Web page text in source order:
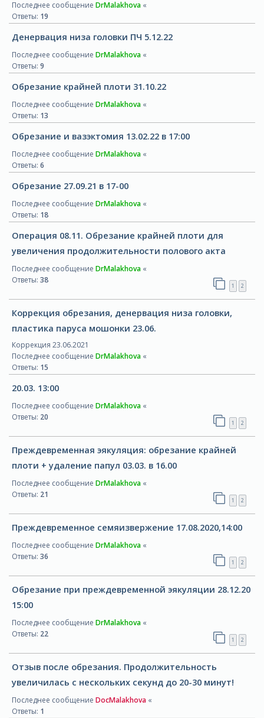
Последнее сообщение DrMalakhova «
Ответы: 19
Денервация низа головки ПЧ 5.12.22
Последнее сообщение DrMalakhova «
Ответы: 9
Обрезание крайней плоти 31.10.22
Последнее сообщение DrMalakhova «
Ответы: 13
Обрезание и вазэктомия 13.02.22 в 17:00
Последнее сообщение DrMalakhova «
Ответы: 6
Обрезание 27.09.21 в 17-00
Последнее сообщение DrMalakhova «
Ответы: 18
Операция 08.11. Обрезание крайней плоти для
увеличения продолжительности полового акта
Последнее сообщение DrMalakhova «
Ответы: 38
1 2
Коррекция обрезания, денервация низа головки,
пластика паруса мошонки 23.06.
Коррекция 23.06.2021
Последнее сообщение DrMalakhova «
Ответы: 15
20.03. 13:00
Последнее сообщение DrMalakhova «
Ответы: 20
1 2
Преждевременная эякуляция: обрезание крайней
плоти + удаление папул 03.03. в 16.00
Последнее сообщение DrMalakhova «
Ответы: 21
1 2
Преждевременное семяизвержение 17.08.2020,14:00
Последнее сообщение DrMalakhova «
Ответы: 36
1 2
Обрезание при преждевременной эякуляции 28.12.20
15:00
Последнее сообщение DrMalakhova «
Ответы: 22
1 2
Отзыв после обрезания. Продолжительность
увеличилась с нескольких секунд до 20-30 минут!
Последнее сообщение DocMalakhova «
Ответы: 1